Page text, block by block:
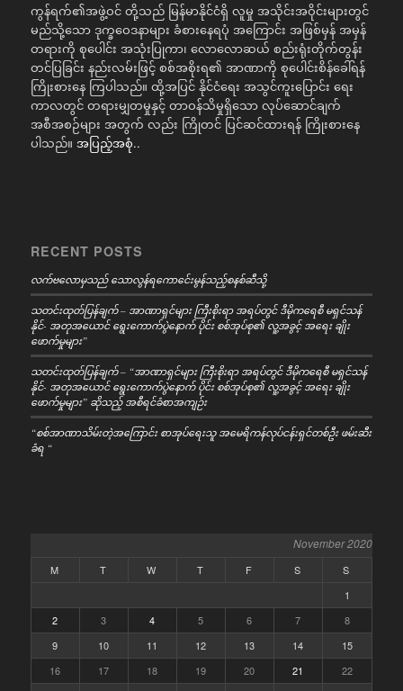
ကွန်ရက်၏အဖွဲ့ဝင် တို့သည် မြန်မာနိုင်ငံရှိ လူမှု အသိုင်းအဝိုင်းများတွင်
မည်သို့သော ဒုက္ခဝေဒနာများ ခံစားနေရပုံ အကြောင်း အဖြစ်မှန် အမှန်
တရားကို စုပေါင်း အသုံးပြုကာ၊ လောလောဆယ် စည်းရုံးတိုက်တွန်း
တင်ပြခြင်း နည်းလမ်းဖြင့် စစ်အစိုးရ၏ အာဏာကို စုပေါင်းစိန်ခေါ်ရန်
ကြိုးစားနေ ကြပါသည်။ ထို့အပြင် နိုင်ငံရေး အသွင်ကူးပြောင်း ရေး
ကာလတွင် တရားမျှတမှုနှင့် တာဝန်သိမှုရှိသော လုပ်ဆောင်ချက်
အစီအစဉ်များ အတွက် လည်း ကြိုတင် ပြင်ဆင်ထားရန် ကြိုးစားနေ
ပါသည်။ အပြည့်အစုံ..
RECENT POSTS
လက်ဗလောမှသည် သောလွန်ရကောင်ေးမွန်သည့်စနစ်ဆီသို့
သတင်းထုတ်ပြန်ချက် – အာဏာရှင်များ ကြီးစိုးရာ အရပ်တွင် ဒီမိုကရေစီ မရှင်သန်
နိုင်- အတုအယောင် ရွေးကောက်ပွဲနောက် ပိုင်း စစ်အုပ်စု၏ လူ့အခွင့် အရေး ချိုး
ဖောက်မှုများ”
သတင်းထုတ်ပြန်ချက် – “အာဏာရှင်များ ကြီးစိုးရာ အရပ်တွင် ဒီမိုကရေစီ မရှင်သန်
နိုင်- အတုအယောင် ရွေးကောက်ပွဲနောက် ပိုင်း စစ်အုပ်စု၏ လူ့အခွင့် အရေး ချိုး
ဖောက်မှုများ” ဆိုသည့် အစီရင်ခံစာအကျဉ်း
“စစ်အာဏာသိမ်းတဲ့အကြောင်း စာအုပ်ရေးသူ အမေရိကန်လုပ်ငန်းရှင်တစ်ဦး ဖမ်းဆီး
ခံရ “
November 2020
M T W T F S
S
1
2
3 4 5 6 7
8
9
10 11 12 13 14
15
16
17 18 19 20 21
22